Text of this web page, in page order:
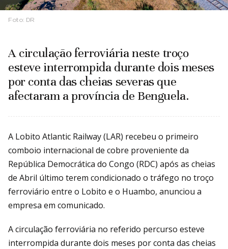
Foto: DR
A circulação ferroviária neste troço
esteve interrompida durante dois meses
por conta das cheias severas que
afectaram a província de Benguela.
A Lobito Atlantic Railway (LAR) recebeu o primeiro
comboio internacional de cobre proveniente da
República Democrática do Congo (RDC) após as cheias
de Abril último terem condicionado o tráfego no troço
ferroviário entre o Lobito e o Huambo, anunciou a
empresa em comunicado.
A circulação ferroviária no referido percurso esteve
interrompida durante dois meses por conta das cheias